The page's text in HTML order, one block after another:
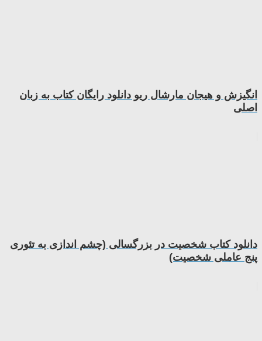
انگیزش و هیجان مارشال ریو دانلود رایگان کتاب به زبان
اصلی
دانلود کتاب شخصیت در بزرگسالی (چشم اندازی به تئوری
پنج عاملی شخصیت)